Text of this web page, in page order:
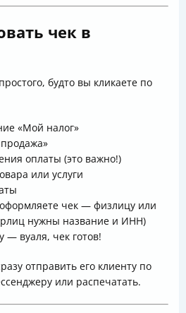
чек в
будто вы кликаете по
«Мой налог»
оплаты (это важно!)
или услуги
чек — физлицу или
нужны название и ИНН)
— вуаля, чек готов!
отправить его клиенту по
или распечатать.